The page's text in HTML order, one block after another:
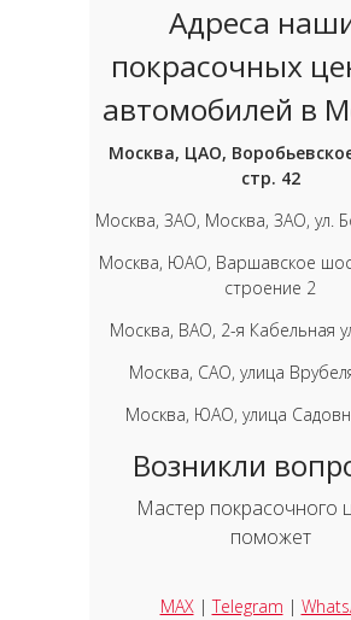
Адреса
покрасочных
автомобилей в
Москва, ЦАО,
стр. 42
Москва, ЗАО, Москва, ЗАО, ул.
Москва, ЮАО, Варшавское
строение 2
Москва, ВАО, 2-я Кабельная
Москва, САО, улица
Москва, ЮАО, улица
Возникли
Мастер покрасочного
поможет
MAX|Telegram |